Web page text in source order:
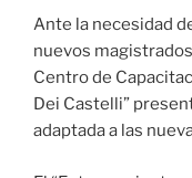
Ante la necesidad
nuevos
Centro de
Dei Castelli”
adaptada a las